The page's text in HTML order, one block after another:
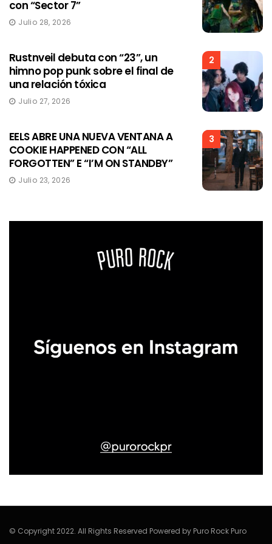
con “Sector 7”
Julio 28, 2026
2
Rustnveil debuta con “23”, un
himno pop punk sobre el final de
una relación tóxica
Julio 27, 2026
3
EELS ABRE UNA NUEVA VENTANA A
COOKIE HAPPENED CON “ALL
FORGOTTEN” E “I’M ON STANDBY”
Julio 23, 2026
© Copyright 2022. All Rights Reserved Powered by Puro Rock Puro